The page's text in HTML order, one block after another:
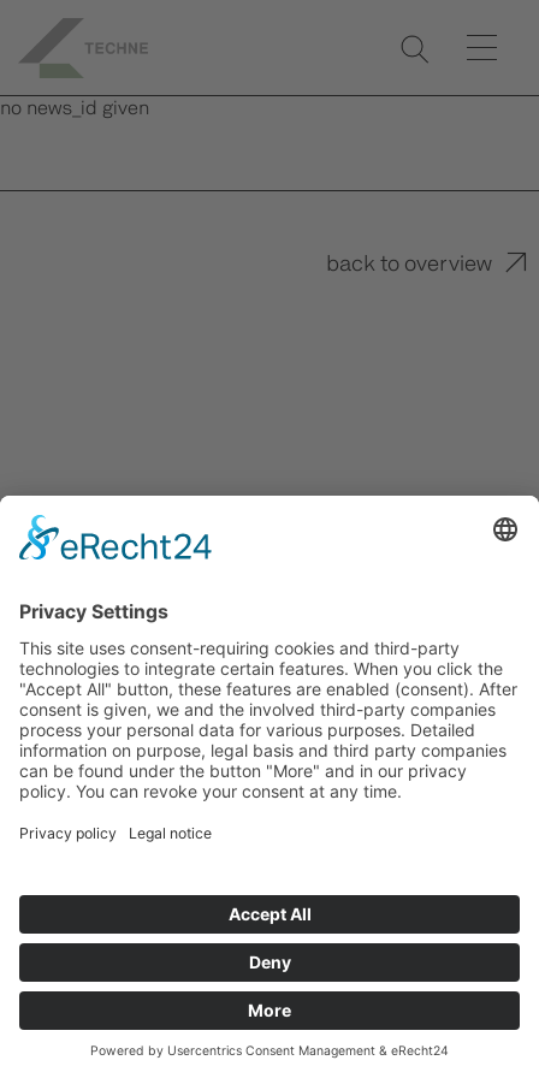
no news_id given
back to overview
TECHNE KIROW GmbH
2026 ®
Marca
Data Protection
Facebook
LinkedIn
YouTube